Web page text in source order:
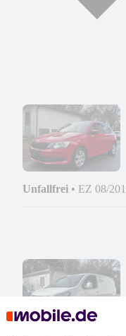
Unfallfrei • EZ 08/